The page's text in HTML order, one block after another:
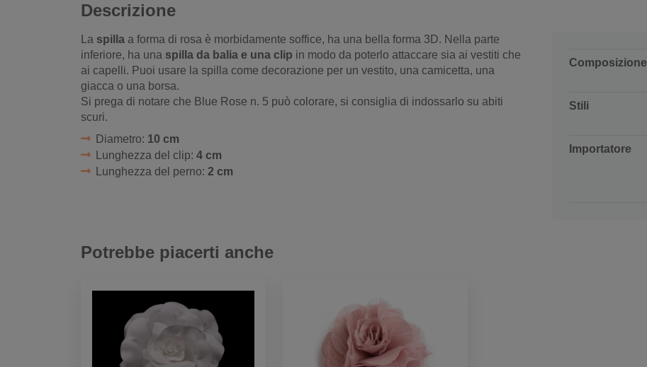
Descrizione
La spilla a forma di rosa è morbidamente soffice, ha una bella forma 3D. Nella parte
inferiore, ha una spilla da balia e una clip in modo da poterlo attaccare sia ai vestiti che
ai capelli. Puoi usare la spilla come decorazione per un vestito, una camicetta, una
giacca o una borsa.
Si prega di notare che Blue Rose n. 5 può colorare, si consiglia di indossarlo su abiti
scuri.
Diametro: 10 cm
Lunghezza del clip: 4 cm
Lunghezza del perno: 2 cm
Composizione
Stili
Importatore
Potrebbe piacerti anche